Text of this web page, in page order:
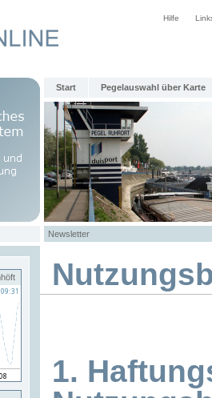
Hilfe
Start Pegelauswahl über Karte
Newsletter
1.